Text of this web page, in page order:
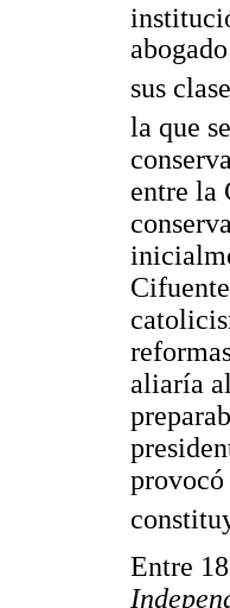
sus
la que
entre la
aliaría
Entre